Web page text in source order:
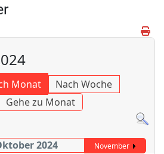
Monat
Nach Woche
Gehe zu Monat
2024
November